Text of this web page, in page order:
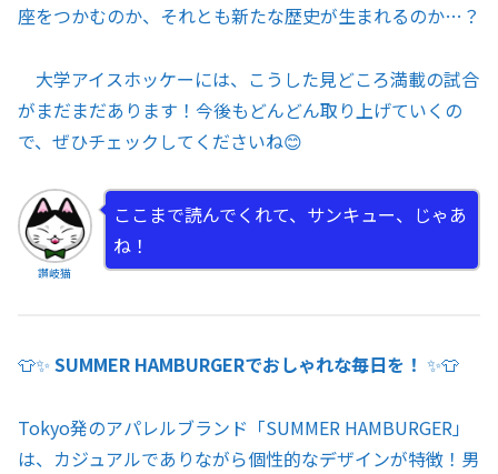
座をつかむのか、それとも新たな歴史が生まれるのか…？
大学アイスホッケーには、こうした見どころ満載の試合
がまだまだあります！今後もどんどん取り上げていくの
で、ぜひチェックしてくださいね😊
讃岐猫
ここまで読んでくれて、サンキュー、じゃあ
ね！
👕✨ SUMMER HAMBURGERでおしゃれな毎日を！ ✨👕
Tokyo発のアパレルブランド「SUMMER HAMBURGER」
は、カジュアルでありながら個性的なデザインが特徴！男